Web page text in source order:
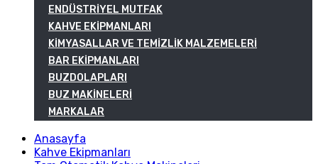
ENDÜSTRIYEL MUTFAK
KAHVE EKIPMANLARI
KIMYASALLAR VE TEMIZLIK MALZEMELERI
BAR EKIPMANLARI
BUZDOLAPLARI
BUZ MAKINELERI
MARKALAR
Anasayfa
Kahve Ekipmanları